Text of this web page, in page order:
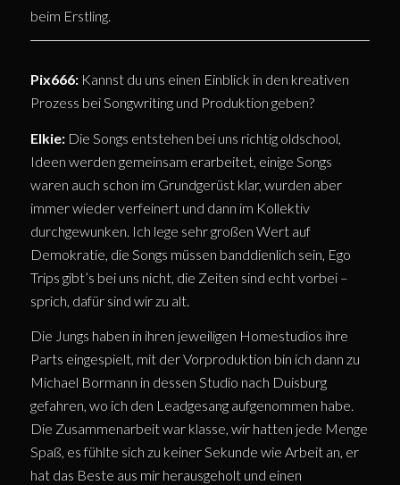
beim Erstling.
Pix666:Kannst du uns einen Einblick in den kreativen
Prozess bei Songwriting und Produktion geben?
Elkie: Die Songs entstehen bei uns richtig oldschool,
Ideen werden gemeinsam erarbeitet, einige Songs
waren auch schon im Grundgerüst klar, wurden aber
immer wieder verfeinert und dann im Kollektiv
durchgewunken. Ich lege sehr großen Wert auf
Demokratie, die Songs müssen banddienlich sein, Ego
Trips gibt’s bei uns nicht, die Zeiten sind echt vorbei –
sprich, dafür sind wir zu alt.
Die Jungs haben in ihren jeweiligen Homestudios ihre
Parts eingespielt, mit der Vorproduktion bin ich dann zu
Michael Bormann in dessen Studio nach Duisburg
gefahren, wo ich den Leadgesang aufgenommen habe.
Die Zusammenarbeit war klasse, wir hatten jede Menge
Spaß, es fühlte sich zu keiner Sekunde wie Arbeit an, er
hat das Beste aus mir herausgeholt und einen